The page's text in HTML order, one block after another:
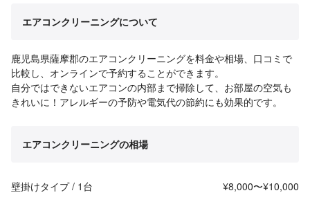
エアコンクリーニングについて
鹿児島県薩摩郡のエアコンクリーニングを料金や相場、口コミで
比較し、オンラインで予約することができます。
自分ではできないエアコンの内部まで掃除して、お部屋の空気も
きれいに！アレルギーの予防や電気代の節約にも効果的です。
エアコンクリーニングの相場
壁掛けタイプ / 1台 ¥8,000〜¥10,000